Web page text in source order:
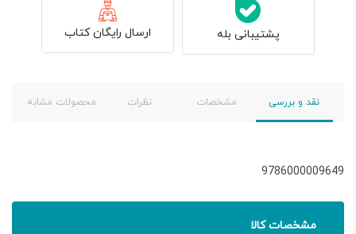
پشتیبانی بله ارسال رایگان کتاب
نقد و بررسی مشخصات نظرات محصولات مشابه
9786000009649
مشخصات کالا